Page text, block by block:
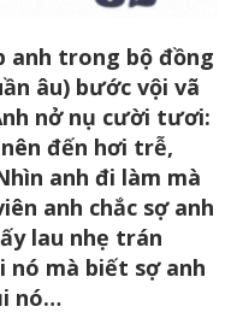
anh trong bộ đồng
âu) bước vội vã
nở nụ cười tươi:
đến hơi trễ,
anh đi làm mà
anh chắc sợ anh
lau nhẹ trán
mà biết sợ anh
nó…